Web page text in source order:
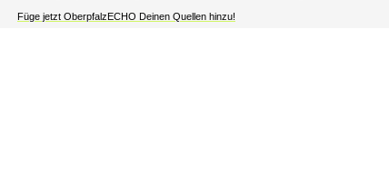
Füge jetzt OberpfalzECHO Deinen Quellen hinzu!